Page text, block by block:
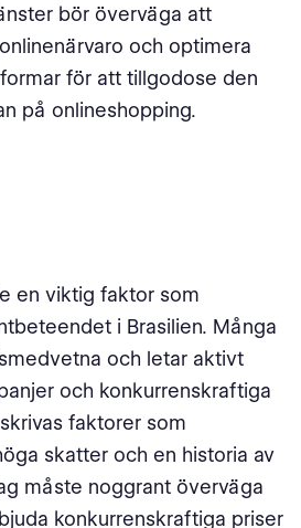
bör överväga att
och optimera
för att tillgodose den
på onlineshopping.
en viktig faktor som
i Brasilien. Många
och letar aktivt
och konkurrenskraftiga
faktorer som
skatter och en historia av
måste noggrant överväga
konkurrenskraftiga priser